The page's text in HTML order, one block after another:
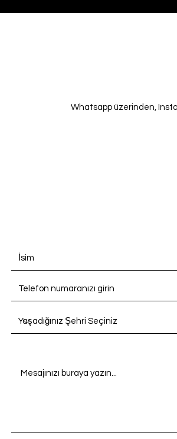
Whatsapp üzerinden,